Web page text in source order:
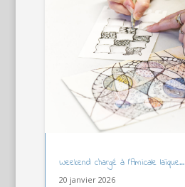
Weekend chargé à l’Amicale laïque…
20 janvier 2026